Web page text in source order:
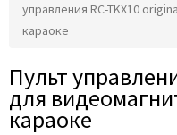
управления RC-TKX10
караоке
Пульт
для
караоке